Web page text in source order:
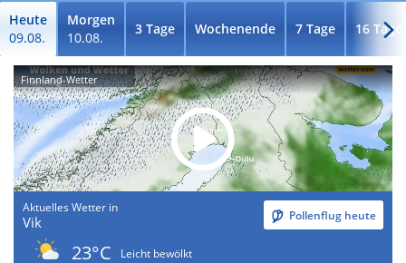
Heute
09.08.
Morgen
10.08.
3 Tage Wochenende 7 Tage 16 Tage
Finnland-Wetter
Aktuelles Wetter in
Vik Pollenflug heute
23°C
Leicht bewölkt